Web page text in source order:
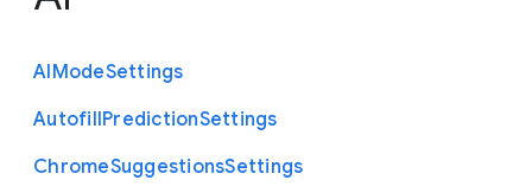
AIModeSettings
AutofillPredictionSettings
ChromeSuggestionsSettings